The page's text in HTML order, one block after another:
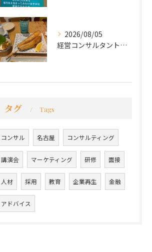
2026/08/05
経営コンサルタントのモーちゃん・毛利京申です。
タグ Tags
コンサル 名古屋 コンサルティング
講演会 マーケティング 研修 面接
人材 採用 教育 企業再生 金融
アドバイス